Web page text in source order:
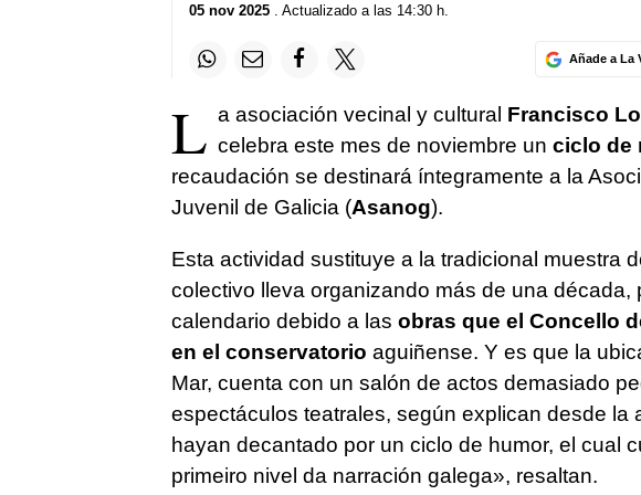
05 nov 2025. Actualizado a las 14:30 h.
Añade a La
L a asociación vecinal y cultural Francisco
celebra este mes de noviembre un ciclo de
recaudación se destinará íntegramente a la
Juvenil de Galicia (Asanog).
Esta actividad sustituye a la tradicional muestra
colectivo lleva organizando más de una década,
calendario debido a las obras que el Concello
en el conservatorio aguiñense. Y es que la
Mar, cuenta con un salón de actos demasiado
espectáculos teatrales, según explican desde la
hayan decantado por un ciclo de humor, el cual
primeiro nivel da narración galega», resaltan.